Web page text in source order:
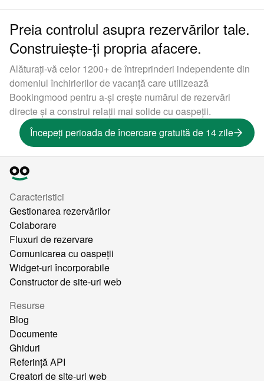
Preia controlul asupra rezervărilor tale.
Construiește-ți propria afacere.
Alăturați-vă celor 1200+ de întreprinderi independente din
domeniul închirierilor de vacanță care utilizează
Bookingmood pentru a-și crește numărul de rezervări
directe și a construi relații mai solide cu oaspeții.
Începeți perioada de încercare gratuită de 14 zile
Caracteristici
Gestionarea rezervărilor
Colaborare
Fluxuri de rezervare
Comunicarea cu oaspeții
Widget-uri încorporabile
Constructor de site-uri web
Resurse
Blog
Documente
Ghiduri
Referință API
Creatori de site-uri web